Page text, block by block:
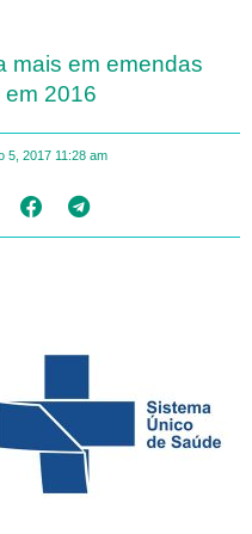
mais em emendas
2016
5, 2017 11:28 am